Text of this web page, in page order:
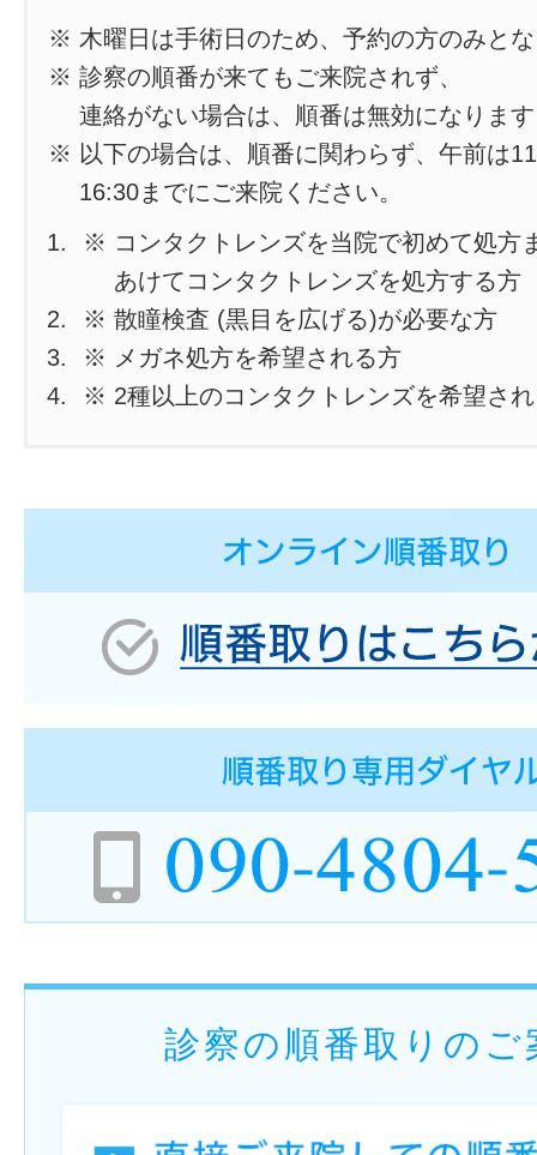
※ 木曜日は手術日のため、予約の方のみと
※ 診察の順番が来てもご来院されず、
連絡がない場合は、順番は無効になりま
※ 以下の場合は、順番に関わらず、午前は
16:30までにご来院ください。
※ コンタクトレンズを当院で初めて処方
あけてコンタクトレンズを処方する方
※ 散瞳検査 (黒目を広げる)が必要な方
※ メガネ処方を希望される方
※ 2種以上のコンタクトレンズを希望さ
診察の順番取りのご